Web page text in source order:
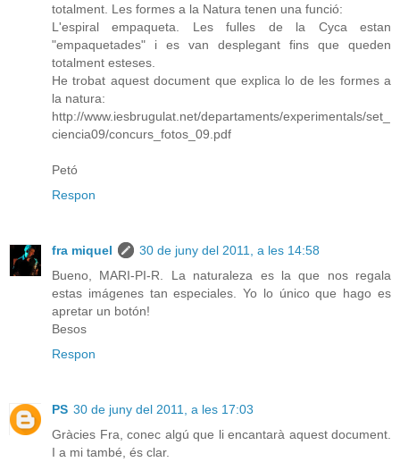
totalment. Les formes a la Natura tenen una funció:
L'espiral empaqueta. Les fulles de la Cyca estan
"empaquetades" i es van desplegant fins que queden
totalment esteses.
He trobat aquest document que explica lo de les formes a
la natura:
http://www.iesbrugulat.net/departaments/experimentals/set_
ciencia09/concurs_fotos_09.pdf
Petó
Respon
fra miquel
30 de juny del 2011, a les 14:58
Bueno, MARI-PI-R. La naturaleza es la que nos regala
estas imágenes tan especiales. Yo lo único que hago es
apretar un botón!
Besos
Respon
PS 30 de juny del 2011, a les 17:03
Gràcies Fra, conec algú que li encantarà aquest document.
I a mi també, és clar.